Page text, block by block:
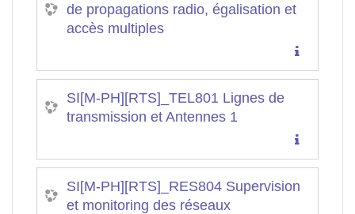
de propagations radio, égalisation et
accès multiples
SI[M-PH][RTS]_TEL801 Lignes de
transmission et Antennes 1
SI[M-PH][RTS]_RES804 Supervision
et monitoring des réseaux